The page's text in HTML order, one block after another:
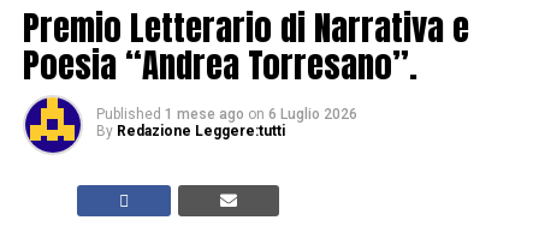
Premio Letterario di Narrativa e
Poesia “Andrea Torresano”.
Published 1 mese ago on 6 Luglio 2026
By Redazione Leggere:tutti